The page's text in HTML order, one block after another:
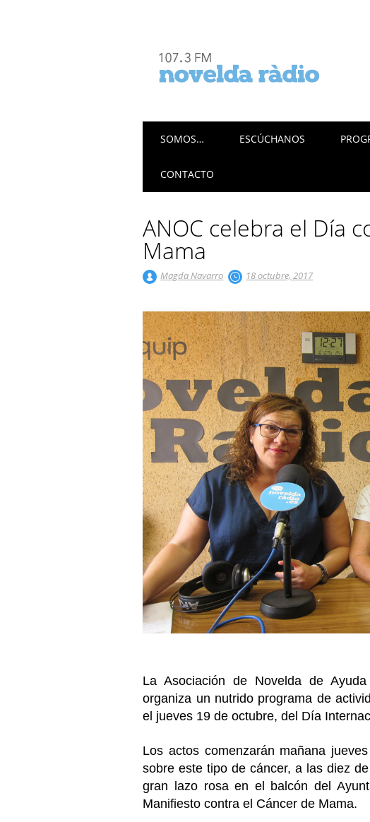
Menú principal
SOMOS… ESCÚCHANOS
CONTACTO
ANOC celebra el Día
Mama
Magda Navarro 18 octubre, 2017
La Asociación de Novelda de
organiza un nutrido programa de
el jueves 19 de octubre, del Día
Los actos comenzarán mañana
sobre este tipo de cáncer, a las diez
gran lazo rosa en el balcón del
Manifiesto contra el Cáncer de Mama.